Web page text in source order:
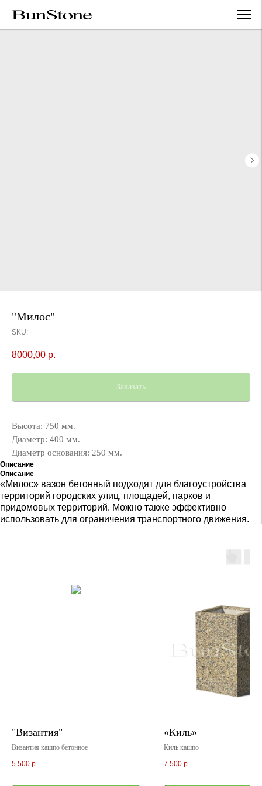
"Милос"
SKU:
8000,00 р.
Заказать
Высота: 750 мм.
Диаметр: 400 мм.
Диаметр основания: 250 мм.
Описание
Описание
«Милос» вазон бетонный подходят для благоустройства
территорий городских улиц, площадей, парков и
придомовых территорий. Можно также эффективно
использовать для ограничения транспортного движения.
"Византия"
Византия кашпо бетонное
5 500 р.
«Киль»
Киль кашпо
7 500 р.